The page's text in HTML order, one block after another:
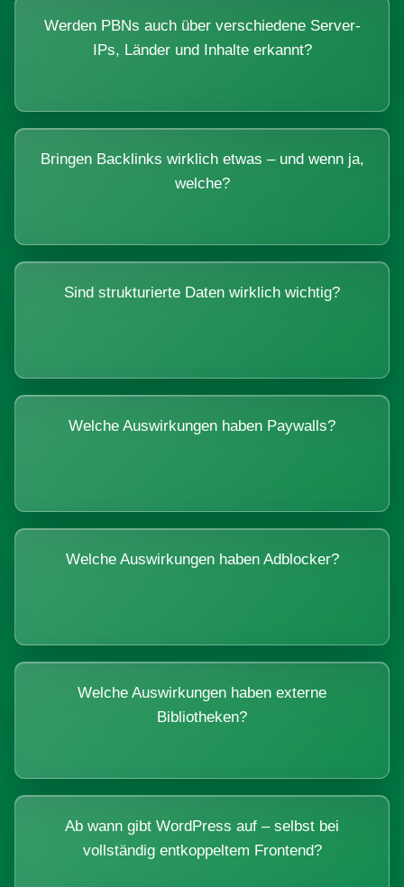
Werden PBNs auch über verschiedene Server-
IPs, Länder und Inhalte erkannt?
Bringen Backlinks wirklich etwas – und wenn ja,
welche?
Sind strukturierte Daten wirklich wichtig?
Welche Auswirkungen haben Paywalls?
Welche Auswirkungen haben Adblocker?
Welche Auswirkungen haben externe
Bibliotheken?
Ab wann gibt WordPress auf – selbst bei
vollständig entkoppeltem Frontend?